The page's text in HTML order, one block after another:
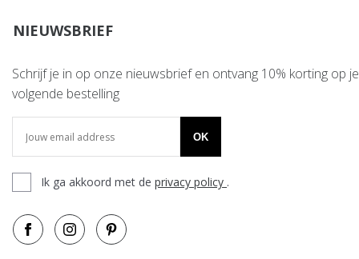
NIEUWSBRIEF
Schrijf je in op onze nieuwsbrief en ontvang 10% korting op je
volgende bestelling
OK
Ik ga akkoord met de privacy policy .